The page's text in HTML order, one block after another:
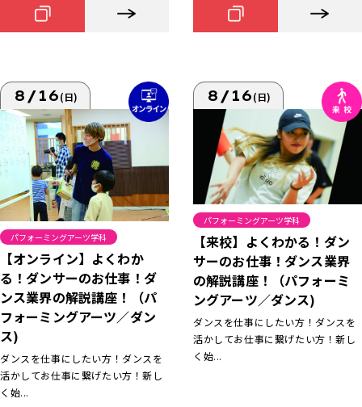
8/16(日)
パフォーミングアーツ学科
【オンライン】よくわか
る！ダンサーのお仕事！ダ
ンス業界の解説講座！（パ
フォーミングアーツ／ダン
ス)
ダンスを仕事にしたい方！ダンスを
活かしてお仕事に繋げたい方！新し
く始...
8/16(日)
パフォーミングアーツ学科
【来校】よくわかる！ダン
サーのお仕事！ダンス業界
の解説講座！（パフォーミ
ングアーツ／ダンス)
ダンスを仕事にしたい方！ダンスを
活かしてお仕事に繋げたい方！新し
く始...